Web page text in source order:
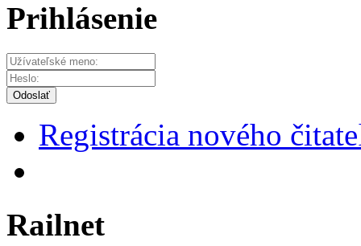
Prihlásenie
Odoslať
Registrácia nového
Railnet